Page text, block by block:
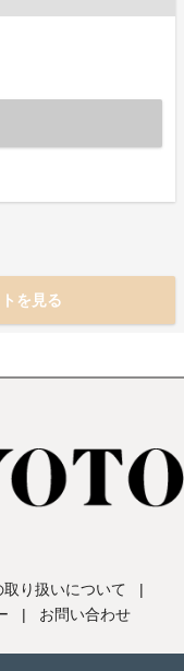
を見る
り扱いについて
|
| お問い合わせ